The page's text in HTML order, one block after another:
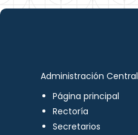
Administración Central
Página principal
Rectoría
Secretarios